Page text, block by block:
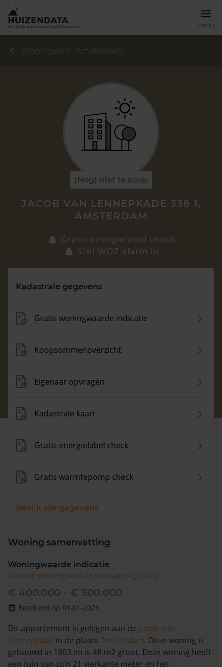
Menu
Vragen? Neem contact met ons op
088 220 4200
Woningen in Amsterdam
(Nog) niet te koop
JACOB VAN LENNEPKADE 338 1,
AMSTERDAM
Gratis energielabel check
Stel WOZ alarm in
Kadastrale gegevens
Gratis woningwaarde indicatie
Koopsommenoverzicht
Eigenaar opvragen
Kadastrale kaart
Gratis energielabel check
Gratis warmtepomp check
Bekijk alle gegevens
Woning samenvatting
Woningwaarde indicatie
Actuele woningwaarde opvragen (gratis)
€ 400.000 - € 500.000
Berekend op 01-01-2021
Dit appartement is gelegen aan de Jacob van
Lennepkade in de plaats Amsterdam. Deze woning is
gebouwd in 1903 en is 48 m2 groot. Deze woning heeft
een tuin van zo’n 21 vierkante meter en het